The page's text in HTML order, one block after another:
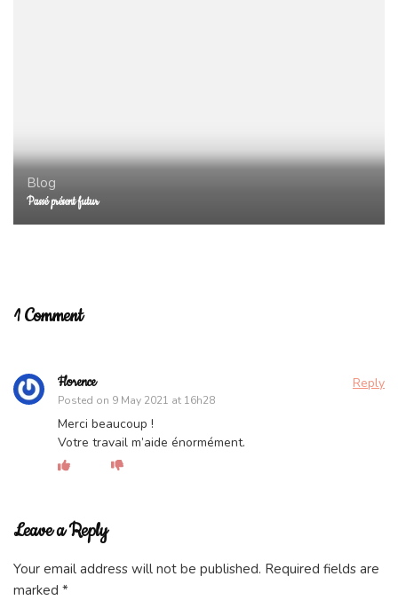
Blog
Passé présent futur
1 Comment
Florence
Posted on 9 May 2021 at 16h28
Reply
Merci beaucoup !
Votre travail m’aide énormément.
Leave a Reply
Your email address will not be published. Required fields are
marked *